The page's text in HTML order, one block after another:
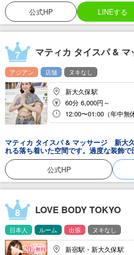
公式HP
LINEする
7 マティカ タイスパ &
アジアン 店舗 ヌキなし
新大久保駅
60分 6,000円～
12:00〜01:00（年中無
マティカ タイスパ & マッサージ 新大
れる落ち着いた空間です。過度な装飾
様が心からリラックスして「自分だけ
照明や香りに配慮し、静寂と清潔感を守
ッサージを受ける方でも、どうぞ構え
ピストは皆、技術の研鑽を積んだプロ
は親しみやすく丁寧です。つかず離れ
の休息をサポートします。 場所は、新
わるエリア。東京メトロ「東新宿」B3
「新大久保」より改札を出て徒歩9分、
も徒歩15分ほどでお越しいただけます。
にも、観光の合間の休憩にも立ち寄りや
並みを抜けた先にあるこの場所で、心
をお過ごしください。
公式HP
8 LOVE BODY TOKYO
日本人 ルーム 出張 ヌキなし
新宿駅・新大久保駅